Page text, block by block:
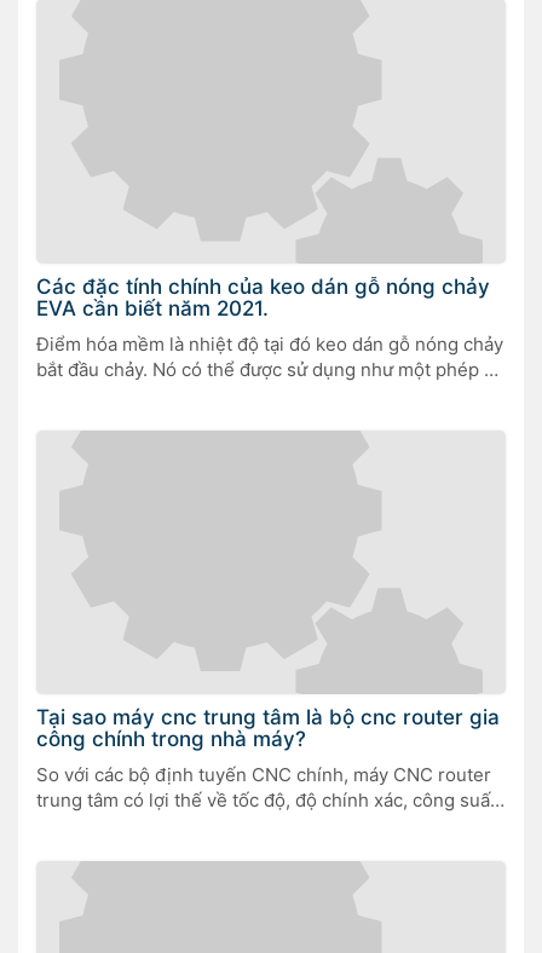
Các đặc tính chính của keo dán gỗ nóng chảy
EVA cần biết năm 2021.
Điểm hóa mềm là nhiệt độ tại đó keo dán gỗ nóng chảy
bắt đầu chảy. Nó có thể được sử dụng như một phép đo
Tại sao máy cnc trung tâm là bộ cnc router gia
công chính trong nhà máy?
So với các bộ định tuyến CNC chính, máy CNC router
trung tâm có lợi thế về tốc độ, độ chính xác, công suất,